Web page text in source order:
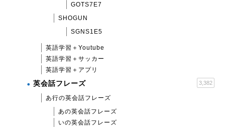
GOTS7E7
SHOGUN
SGNS1E5
英語学習＋Youtube
英語学習＋サッカー
英語学習＋アプリ
英会話フレーズ 3,382
あ行の英会話フレーズ
あの英会話フレーズ
いの英会話フレーズ